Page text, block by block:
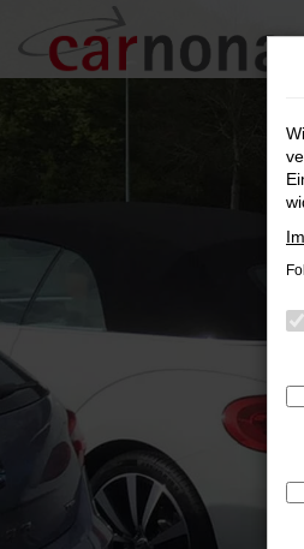
Zum
Hauptinhalt
springen